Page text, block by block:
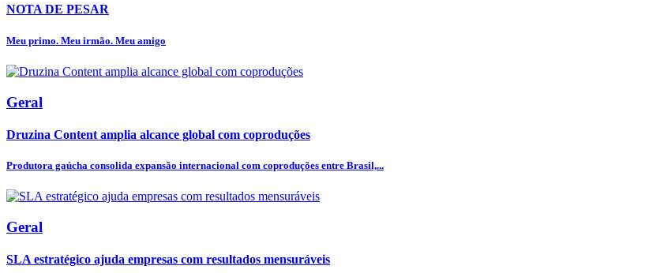
NOTA DE PESAR
Meu primo. Meu irmão. Meu amigo
Geral
Druzina Content amplia alcance global com coproduções
Produtora gaúcha consolida expansão internacional com coproduções entre Brasil,...
Geral
SLA estratégico ajuda empresas com resultados mensuráveis